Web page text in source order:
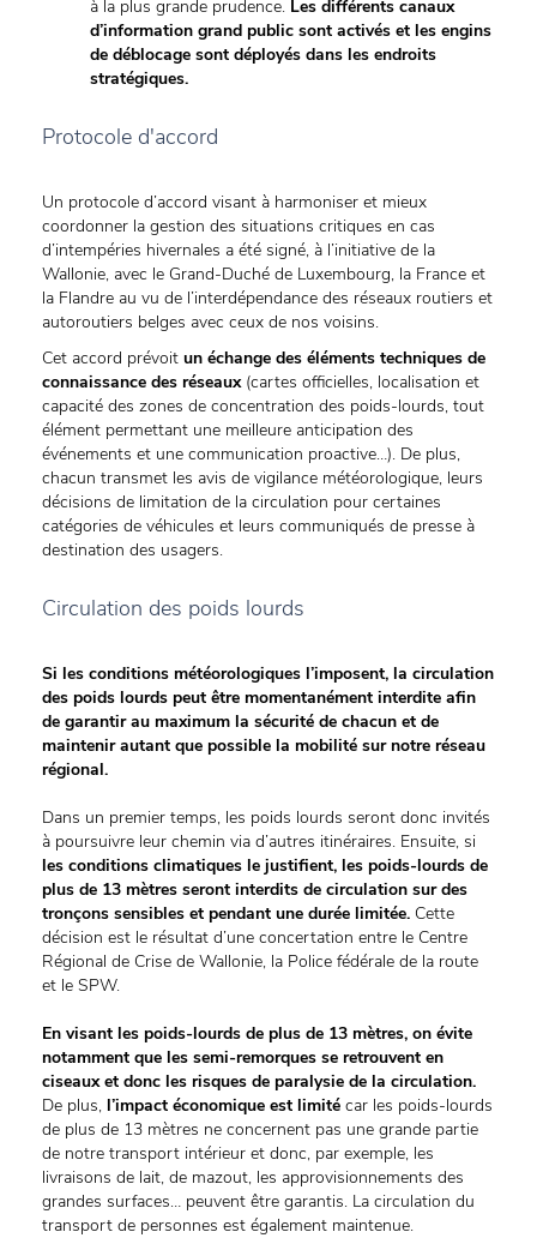
à la plus grande prudence. Les différents canaux
d’information grand public sont activés et les engins
de déblocage sont déployés dans les endroits
stratégiques.
Protocole d'accord
Un protocole d’accord visant à harmoniser et mieux
coordonner la gestion des situations critiques en cas
d’intempéries hivernales a été signé, à l’initiative de la
Wallonie, avec le Grand-Duché de Luxembourg, la France et
la Flandre au vu de l’interdépendance des réseaux routiers et
autoroutiers belges avec ceux de nos voisins.
Cet accord prévoit un échange des éléments techniques de
connaissance des réseaux(cartes officielles, localisation et
capacité des zones de concentration des poids-lourds, tout
élément permettant une meilleure anticipation des
événements et une communication proactive…). De plus,
chacun transmet les avis de vigilance météorologique, leurs
décisions de limitation de la circulation pour certaines
catégories de véhicules et leurs communiqués de presse à
destination des usagers.
Circulation des poids lourds
Si les conditions météorologiques l’imposent, la circulation
des poids lourds peut être momentanément interdite afin
de garantir au maximum la sécurité de chacun et de
maintenir autant que possible la mobilité sur notre réseau
régional.
Dans un premier temps, les poids lourds seront donc invités
à poursuivre leur chemin via d’autres itinéraires. Ensuite, si
les conditions climatiques le justifient, les poids-lourds de
plus de 13 mètres seront interdits de circulation sur des
tronçons sensibles et pendant une durée limitée. Cette
décision est le résultat d’une concertation entre le Centre
Régional de Crise de Wallonie, la Police fédérale de la route
et le SPW.
En visant les poids-lourds de plus de 13 mètres, on évite
notamment que les semi-remorques se retrouvent en
ciseaux et donc les risques de paralysie de la circulation.
De plus, l’impact économique est limité car les poids-lourds
de plus de 13 mètres ne concernent pas une grande partie
de notre transport intérieur et donc, par exemple, les
livraisons de lait, de mazout, les approvisionnements des
grandes surfaces… peuvent être garantis. La circulation du
transport de personnes est également maintenue.